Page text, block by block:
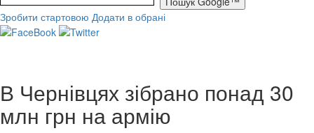
Зробити стартовою Додати в обрані
В Чернівцях зібрано понад 30
млн грн на армію